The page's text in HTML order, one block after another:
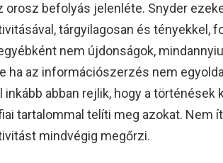
orosz befolyás jelenléte. Snyder
tárgyilagosan és tényekkel,
nem újdonságok,
ha az információszerzés nem
inkább abban rejlik, hogy a
tartalommal telíti meg azokat. Nem
mindvégig megőrzi.